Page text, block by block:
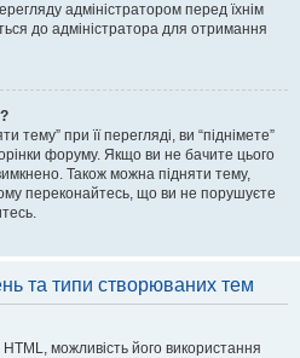
адміністратором перед їхнім
до адміністратора для отримання
тему” при її перегляді, ви “піднімете”
форуму. Якщо ви не бачите цього
Також можна підняти тему,
переконайтесь, що ви не порушуєте
та типи створюваних тем
можливість його використання